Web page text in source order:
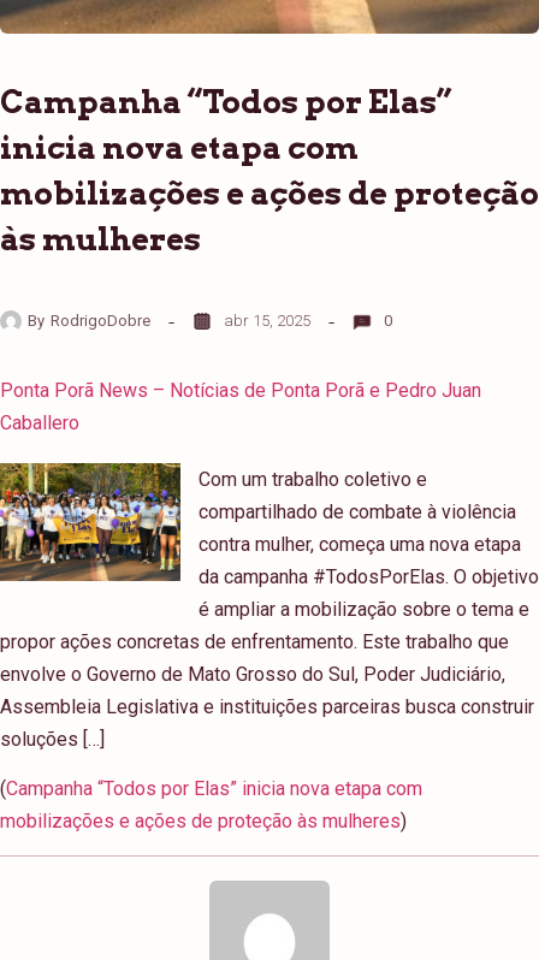
Campanha “Todos por Elas”
inicia nova etapa com
mobilizações e ações de proteção
às mulheres
By RodrigoDobre abr 15, 2025 0
Ponta Porã News – Notícias de Ponta Porã e Pedro Juan
Caballero
Com um trabalho coletivo e
compartilhado de combate à violência
contra mulher, começa uma nova etapa
da campanha #TodosPorElas. O objetivo
é ampliar a mobilização sobre o tema e
propor ações concretas de enfrentamento. Este trabalho que
envolve o Governo de Mato Grosso do Sul, Poder Judiciário,
Assembleia Legislativa e instituições parceiras busca construir
soluções […]
(Campanha “Todos por Elas” inicia nova etapa com
mobilizações e ações de proteção às mulheres)